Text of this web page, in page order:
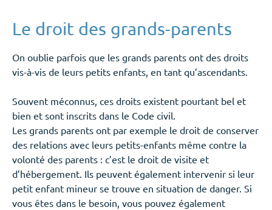
Le droit des grands-parents
On oublie parfois que les grands parents ont des droits
vis-à-vis de leurs petits enfants, en tant qu’ascendants.
Souvent méconnus, ces droits existent pourtant bel et
bien et sont inscrits dans le Code civil.
Les grands parents ont par exemple le droit de conserver
des relations avec leurs petits-enfants même contre la
volonté des parents : c’est le droit de visite et
d’hébergement. Ils peuvent également intervenir si leur
petit enfant mineur se trouve en situation de danger. Si
vous êtes dans le besoin, vous pouvez également